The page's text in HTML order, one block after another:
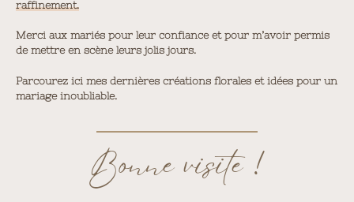
raffinement.
Merci aux mariés pour leur confiance et pour m’avoir permis
de mettre en scène leurs jolis jours.
Parcourez ici mes dernières créations florales et idées pour un
mariage inoubliable.
Bonne visite !